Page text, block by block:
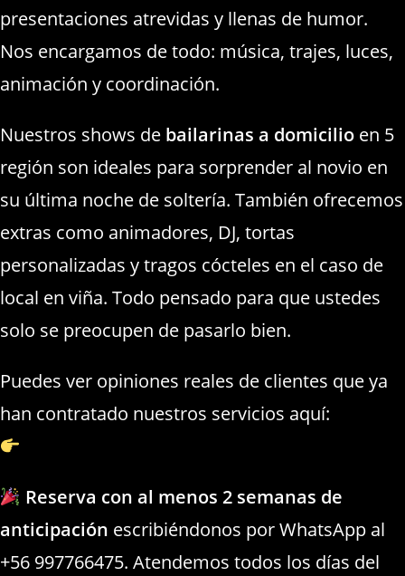
presentaciones atrevidas y llenas de humor.
Nos encargamos de todo: música, trajes, luces,
animación y coordinación.
Nuestros shows de bailarinas a domicilio en 5
región son ideales para sorprender al novio en
su última noche de soltería. También ofrecemos
extras como animadores, DJ, tortas
personalizadas y tragos cócteles en el caso de
local en viña. Todo pensado para que ustedes
solo se preocupen de pasarlo bien.
Puedes ver opiniones reales de clientes que ya
han contratado nuestros servicios aquí:
Reserva con al menos 2 semanas de
anticipación escribiéndonos por WhatsApp al
+56 997766475. Atendemos todos los días del